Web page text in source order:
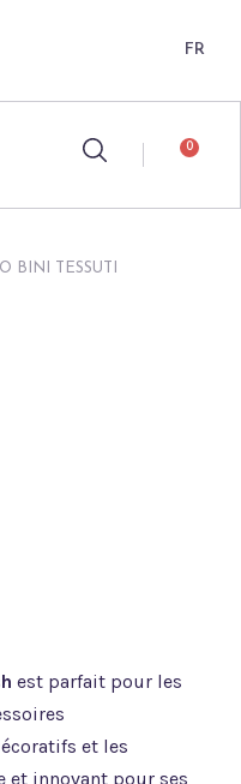
FR
0
BINI TESSUTI
est parfait pour les
et les
et innovant pour ses